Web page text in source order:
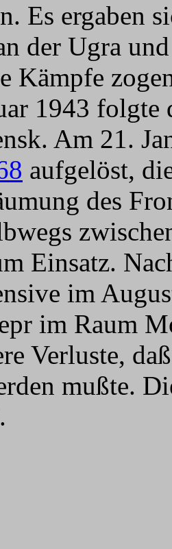
Es ergaben
der Ugra
Kämpfe
1943 folgte
Am 21.
aufgelöst,
des
Einsatz.
im
im Raum
Verluste,
mußte.